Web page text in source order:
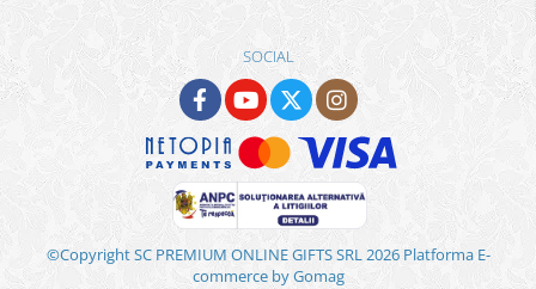
SOCIAL
©Copyright SC PREMIUM ONLINE GIFTS SRL 2026 Platforma E-
commerce by Gomag